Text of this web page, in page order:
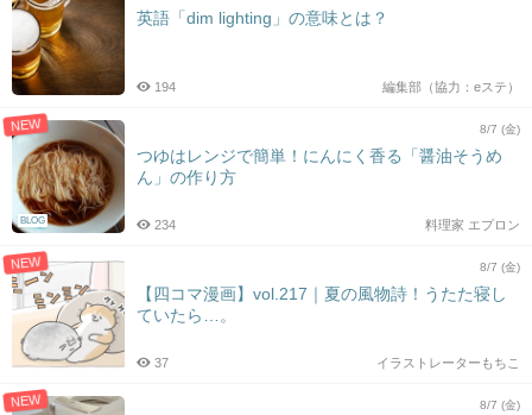
英語「dim lighting」の意味とは？
編集部（協力：eステ）
194
NEW
BLOG
8/7 (金)
つゆはレンジで簡単！にんにく香る「醤油そうめ
ん」の作り方
料理家 エプロン
234
NEW 8/7 (金)
【四コマ漫画】vol.217｜夏の風物詩！うたた寝し
ていたら…。
イラストレーターもちこ
37
NEW 8/7 (金)